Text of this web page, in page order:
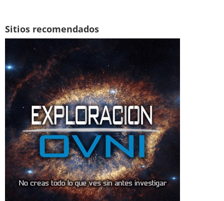
Sitios recomendados